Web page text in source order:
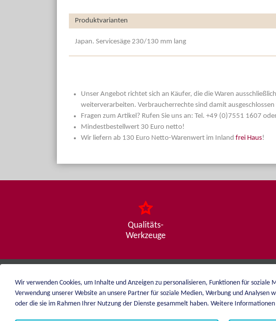
Produktvarianten
Japan. Servicesäge 230/130 mm lang
Unser Angebot richtet sich an Käufer, die die Waren
weiterverarbeiten. Verbraucherrechte sind damit
Fragen zum Artikel? Rufen Sie uns an: Tel. +49 (0)7551 1607
Mindestbestellwert 30 Euro netto!
Wir liefern ab 130 Euro Netto-Warenwert im Inland frei Haus!
Qualitäts-
Werkzeuge
weiblen.
Katalog
Wir verwenden Cookies, um Inhalte und Anzeigen zu personalisieren, Funktionen für
Verwendung unserer Website an unsere Partner für soziale Medien, Werbung und
oder die sie im Rahmen Ihrer Nutzung der Dienste gesammelt haben. Weitere Informationen